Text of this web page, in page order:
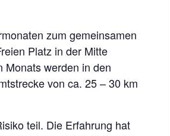
zum gemeinsamen
Platz in der Mitte
Monats werden in den
von ca. 25 – 30 km
teil. Die Erfahrung hat